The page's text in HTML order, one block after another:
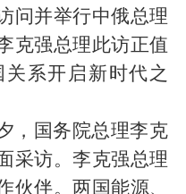
问并举行中俄总理
克强总理此访正值
关系开启新时代之
，国务院总理李克
采访。李克强总理
伙伴。两国能源、